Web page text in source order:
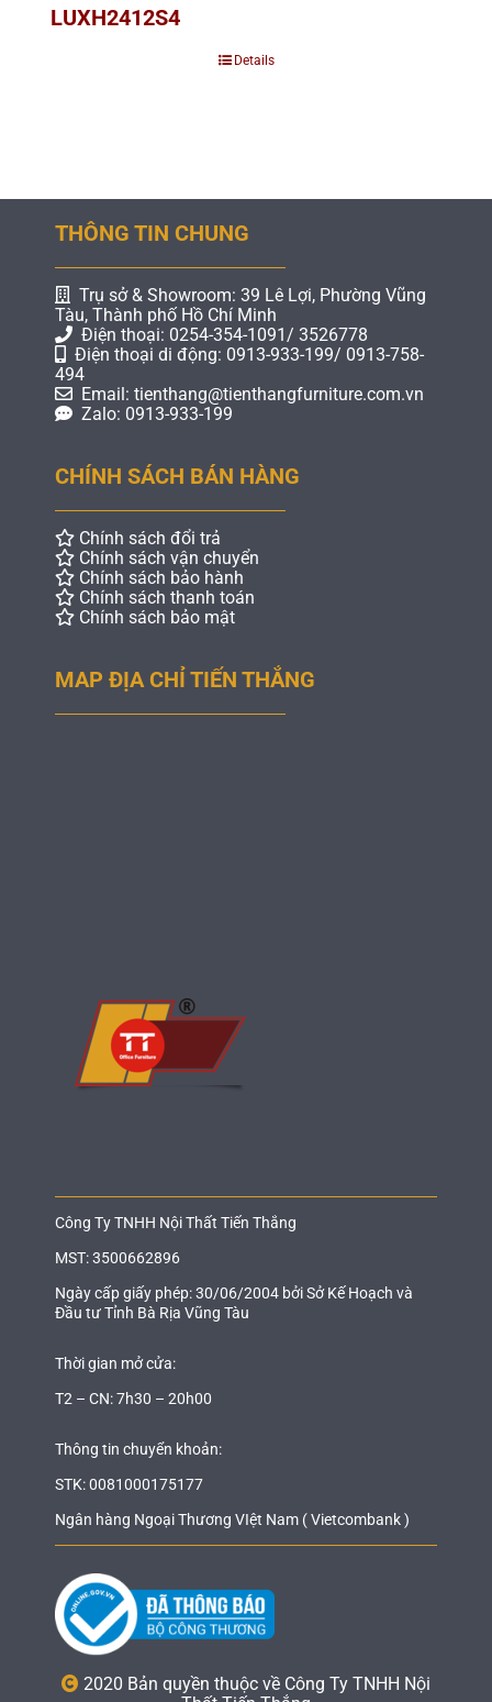
LUXH2412S4
Details
THÔNG TIN CHUNG
Trụ sở & Showroom: 39 Lê Lợi, Phường Vũng
Tàu, Thành phố Hồ Chí Minh
Điện thoại: 0254-354-1091/ 3526778
Điện thoại di động: 0913-933-199/ 0913-758-
494
Email: tienthang@tienthangfurniture.com.vn
Zalo: 0913-933-199
CHÍNH SÁCH BÁN HÀNG
Chính sách đổi trả
Chính sách vận chuyển
Chính sách bảo hành
Chính sách thanh toán
Chính sách bảo mật
MAP ĐỊA CHỈ TIẾN THẮNG
Công Ty TNHH Nội Thất Tiến Thắng
MST: 3500662896
Ngày cấp giấy phép: 30/06/2004 bởi Sở Kế Hoạch và
Đầu tư Tỉnh Bà Rịa Vũng Tàu
Thời gian mở cửa:
T2 – CN: 7h30 – 20h00
Thông tin chuyển khoản:
STK: 0081000175177
Ngân hàng Ngoại Thương VIệt Nam ( Vietcombank )
2020 Bản quyền thuộc về Công Ty TNHH Nội